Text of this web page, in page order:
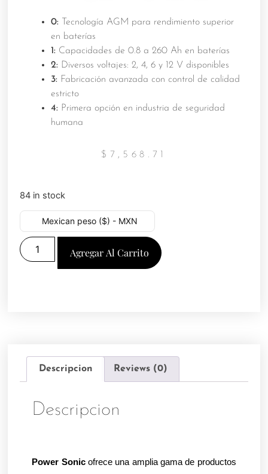
0: Tecnología AGM para rendimiento superior
en baterías
1: Capacidades de 0.8 a 260 Ah en baterías
2: Diversos voltajes: 2, 4, 6 y 12 V disponibles
3: Fabricación avanzada con control de calidad
estricto
4: Primera opción en industria de seguridad
humana
$ 7,568.71
84 in stock
Mexican peso ($) - MXN
Agregar Al Carrito
Descripcion Reviews (0)
Descripcion
Power Sonic ofrece una amplia gama de productos